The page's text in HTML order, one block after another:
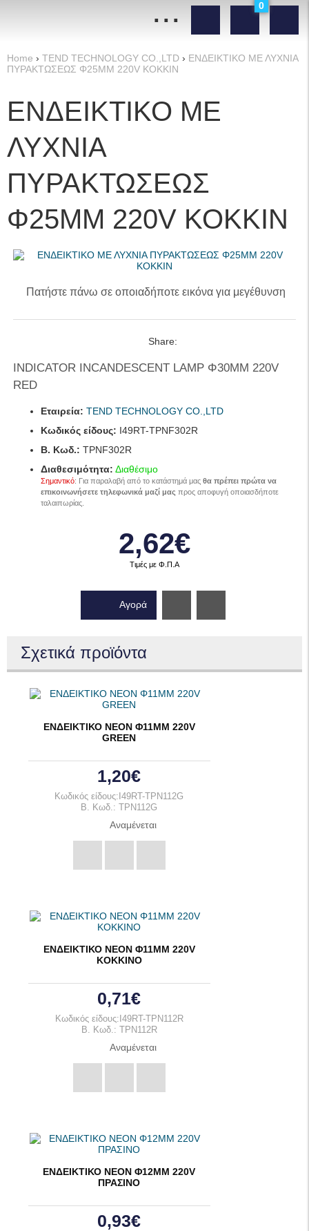
0
...
Home › TEND TECHNOLOGY CO.,LTD › ΕΝΔΕΙΚΤΙΚΟ ΜΕ ΛΥΧΝΙΑ
ΠΥΡΑΚΤΩΣΕΩΣ Φ25ΜΜ 220V ΚΟΚΚΙΝ
ΕΝΔΕΙΚΤΙΚΟ ΜΕ
ΛΥΧΝΙΑ
ΠΥΡΑΚΤΩΣΕΩΣ
Φ25ΜΜ 220V ΚΟΚΚΙΝ
Πατήστε πάνω σε οποιαδήποτε εικόνα για μεγέθυνση
Share:
INDICATOR INCANDESCENT LAMP Φ30ΜΜ 220V
RED
Εταιρεία: TEND TECHNOLOGY CO.,LTD
Κωδικός είδους: I49RT-TPNF302R
B. Κωδ.: TPNF302R
Διαθεσιμότητα: Διαθέσιμο
Σημαντικό: Για παραλαβή από το κατάστημά μας θα πρέπει πρώτα να
επικοινωνήσετε τηλεφωνικά μαζί μας προς αποφυγή οποιασδήποτε
ταλαιπωρίας.
2,62€
Τιμές με Φ.Π.Α
Αγορά
Σχετικά προϊόντα
ΕΝΔΕΙΚΤΙΚΟ ΝΕΟΝ Φ11ΜΜ 220V
GREEN
1,20€
Κωδικός είδους:I49RT-TPN112G
B. Κωδ.: TPN112G
Αναμένεται
ΕΝΔΕΙΚΤΙΚΟ ΝΕΟΝ Φ11ΜΜ 220V
KOKKINO
0,71€
Κωδικός είδους:I49RT-TPN112R
B. Κωδ.: TPN112R
Αναμένεται
ΕΝΔΕΙΚΤΙΚΟ ΝΕΟΝ Φ12ΜΜ 220V
ΠΡΑΣΙΝΟ
0,93€